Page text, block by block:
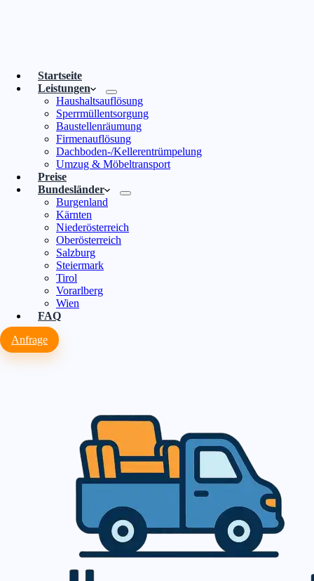
Startseite
Leistungen
Haushaltsauflösung
Sperrmüllentsorgung
Baustellenräumung
Firmenauflösung
Dachboden-/Kellerentrümpelung
Umzug & Möbeltransport
Preise
Bundesländer
Burgenland
Kärnten
Niederösterreich
Oberösterreich
Salzburg
Steiermark
Tirol
Vorarlberg
Wien
FAQ
Anfrage